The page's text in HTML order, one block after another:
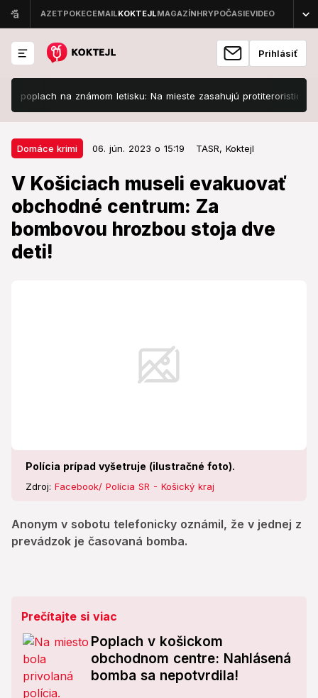
Prihlásiť
na známom letisku: Na mieste zasahujú protiteroristické zložky
Domáce krimi 06. jún. 2023 o 15:19 TASR, Koktejl
V Košiciach museli evakuovať
obchodné centrum: Za
bombovou hrozbou stoja dve
deti!
Polícia prípad vyšetruje (ilustračné foto).
Zdroj: Facebook/ Polícia SR - Košický kraj
Anonym v sobotu telefonicky oznámil, že v jednej z
prevádzok je časovaná bomba.
Domáce krimi 06. jún. 2023 o 15:19
V Košiciach museli evakuovať
obchodné centrum: Za bombovou
hrozbou stoja dve deti!
Anonym v sobotu telefonicky oznámil, že v jednej z
Prečítajte si viac
Poplach v košickom
obchodnom centre: Nahlásená
bomba sa nepotvrdila!